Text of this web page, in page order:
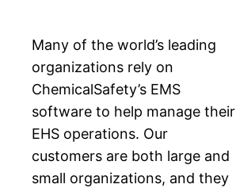
Many of the world’s leading
organizations rely on
ChemicalSafety’s EMS
software to help manage their
EHS operations. Our
customers are both large and
small organizations, and they